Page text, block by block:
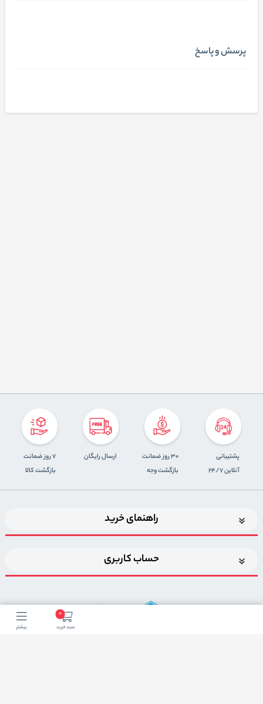
پرسش و پاسخ
0
سبد خرید بیشتر
پشتیبانی
آنلاین 24/7
30 روز ضمانت
بازگشت وجه
ارسال رایگان
7 روز ضمانت
بازگشت کالا
راهنمای خرید
حساب کاربری